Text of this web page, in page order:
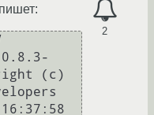
2
(c)